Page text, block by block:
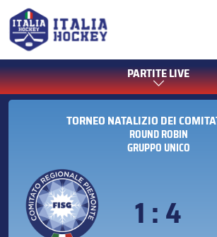
PARTITE LIVE
TORNEO NATALIZIO DEI
ROUND ROBIN
GRUPPO UNICO
1 : 4